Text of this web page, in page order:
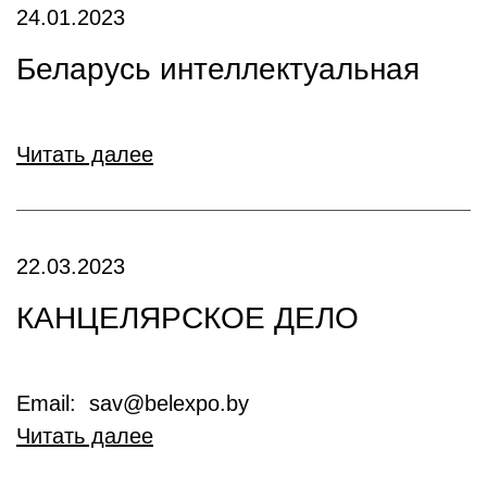
24.01.2023
Беларусь интеллектуальная
Читать далее
22.03.2023
КАНЦЕЛЯРСКОЕ ДЕЛО
Email: sav@belexpo.by
Читать далее